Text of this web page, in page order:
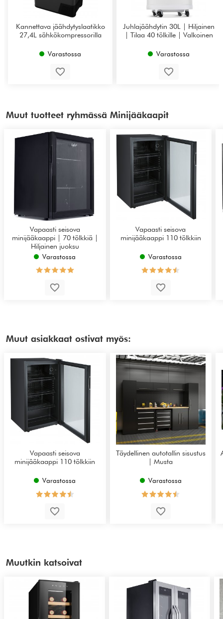
Kannettava jäähdytyslaatikko
27,4L sähkökompressorilla
Varastossa
Juhlajäähdytin 30L | Hiljainen
| Tilaa 40 tölkille | Valkoinen
Varastossa
Muut tuotteet ryhmässä Minijääkaapit
Vapaasti seisova
minijääkaappi | 70 tölkkiä |
Hiljainen juoksu
Varastossa
Vapaasti seisova
minijääkaappi 110 tölkkiin
Varastossa
Muut asiakkaat ostivat myös:
Vapaasti seisova
minijääkaappi 110 tölkkiin
Varastossa
Täydellinen autotallin sisustus
| Musta
Varastossa
Muutkin katsoivat